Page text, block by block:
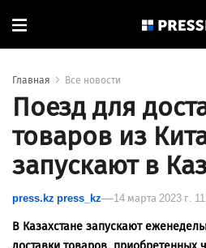
Главная Все новости
Поезд для
товаров из
запускают в
press.kz press_kz 14 марта 2023 г.
В Казахстане запускают